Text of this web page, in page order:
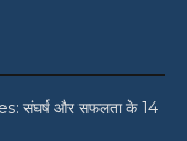
संघर्ष और सफलता के 14